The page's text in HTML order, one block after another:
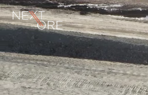
Nextore